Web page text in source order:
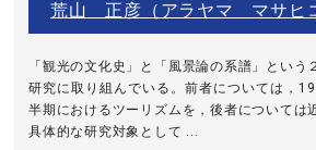
荒山 正彦（アラヤマ マサヒ
「観光の文化史」と「風景論の系譜」という
研究に取り組んでいる。前者については，
半期におけるツーリズムを，後者については
具体的な研究対象として ...